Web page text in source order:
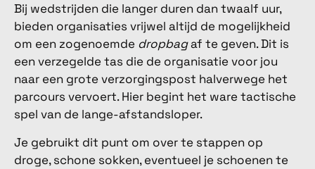
Bij wedstrijden die langer duren dan twaalf uur,
bieden organisaties vrijwel altijd de mogelijkheid
om een zogenoemde dropbagaf te geven. Dit is
een verzegelde tas die de organisatie voor jou
naar een grote verzorgingspost halverwege het
parcours vervoert. Hier begint het ware tactische
spel van de lange-afstandsloper.
Je gebruikt dit punt om over te stappen op
droge, schone sokken, eventueel je schoenen te